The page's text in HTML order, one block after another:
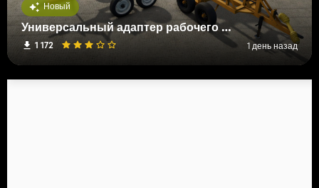
Новый
Универсальный адаптер рабочего оборудования
1 172 1 день назад